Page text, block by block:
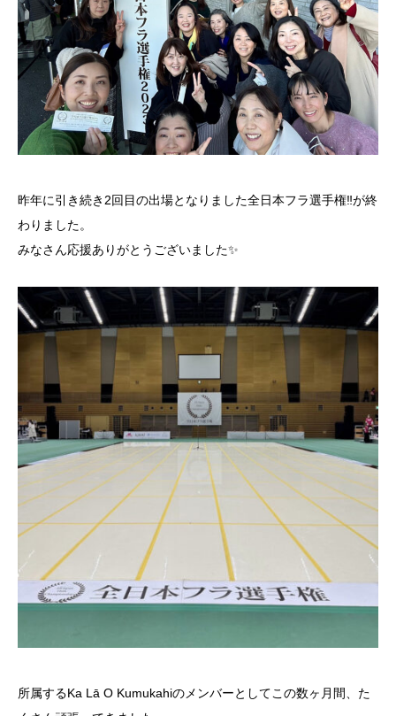
昨年に引き続き2回目の出場となりました全日本フラ選手権‼︎が終
わりました。
みなさん応援ありがとうございました✨
所属するKa Lā O Kumukahiのメンバーとしてこの数ヶ月間、た